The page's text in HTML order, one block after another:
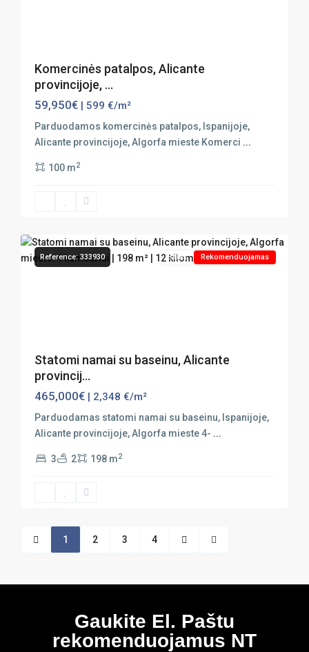
Komercinės patalpos, Alicante
provincijoje, ...
59,950€ | 599 €/m²
Parduodamos komercinės patalpos, Ispanijoje,
Alicante provincijoje, Algorfa mieste Komerci ...
100 m2
Reference: 333930 Sales Rekomenduojamas
Statomi namai su baseinu, Alicante
provincij...
465,000€ | 2,348 €/m²
Parduodamas statomi namai su baseinu, Ispanijoje,
Alicante provincijoje, Algorfa mieste 4- ...
3 2 198 m2
1 2 3 4
Gaukite El. Paštu
rekomenduojamus NT